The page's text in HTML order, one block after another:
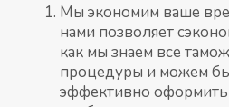
Мы экономим ваше
нами позволяет
как мы знаем все
процедуры и можем
эффективно оформить